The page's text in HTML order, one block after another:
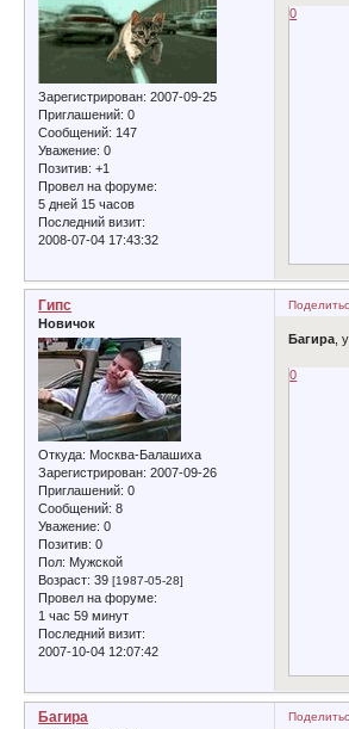
Зарегистрирован: 2007-09-25
Приглашений: 0
Сообщений: 147
Уважение: 0
Позитив: +1
Провел на форуме:
5 дней 15 часов
Последний визит:
2008-07-04 17:43:32
0
Гипс
Новичок
Откуда: Москва-Балашиха
Зарегистрирован: 2007-09-26
Приглашений: 0
Сообщений: 8
Уважение: 0
Позитив: 0
Пол: Мужской
Возраст: 39[1987-05-28]
Провел на форуме:
1 час 59 минут
Последний визит:
2007-10-04 12:07:42
Багира,
0
Багира